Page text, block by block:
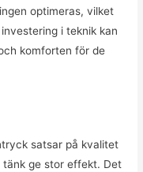
optimeras, vilket
i teknik kan
komforten för de
satsar på kvalitet
tänk ge stor effekt. Det